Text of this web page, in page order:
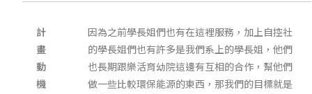
計
畫
動
機
因為之前學長姐們也有在這裡服務，加上自控社
的學長姐們也有許多是我們系上的學長姐，他們
也長期跟樂活育幼院這邊有互相的合作，幫他們
做一些比較環保能源的東西，那我們的目標就是